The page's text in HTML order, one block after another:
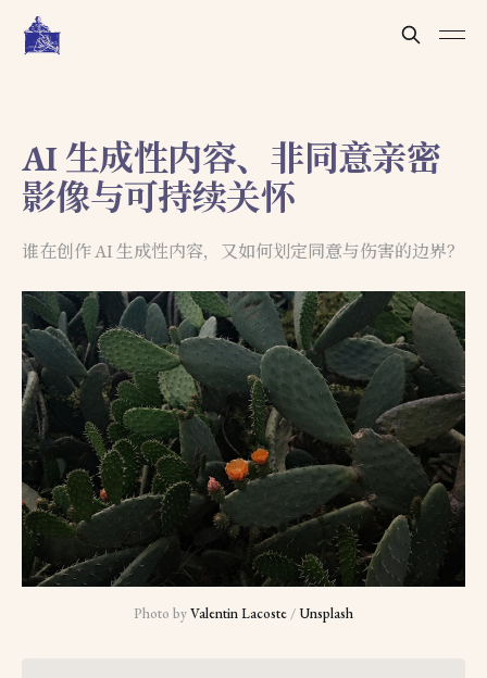
AI 生成性内容、非同意亲密
影像与可持续关怀
谁在创作 AI 生成性内容，又如何划定同意与伤害的边界？
Photo by Valentin Lacoste / Unsplash